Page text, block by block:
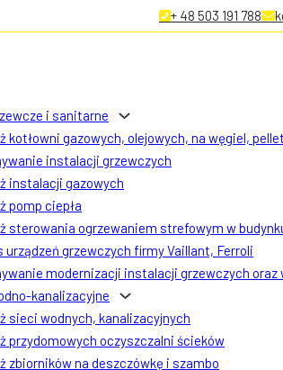
+ 48 503 191 788
i sanitarne
kotłowni gazowych, olejowych, na węgiel, pellet
instalacji grzewczych
instalacji gazowych
pomp ciepła
sterowania ogrzewaniem strefowym w
urządzeń grzewczych firmy Vaillant, Ferroli
modernizacji instalacji grzewczych oraz
kanalizacyjne
sieci wodnych, kanalizacyjnych
przydomowych oczyszczalni ścieków
zbiorników na deszczówkę i szambo